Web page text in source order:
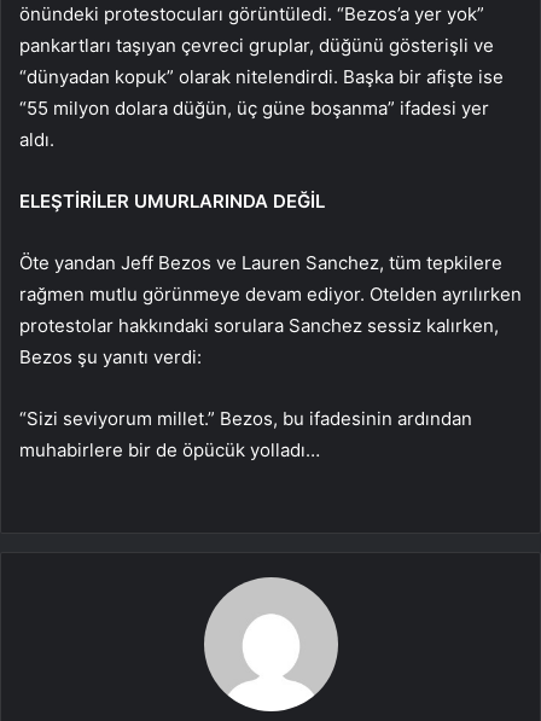
önündeki protestocuları görüntüledi. “Bezos’a yer yok”
pankartları taşıyan çevreci gruplar, düğünü gösterişli ve
“dünyadan kopuk” olarak nitelendirdi. Başka bir afişte ise
“55 milyon dolara düğün, üç güne boşanma” ifadesi yer
aldı.
ELEŞTİRİLER UMURLARINDA DEĞİL
Öte yandan Jeff Bezos ve Lauren Sanchez, tüm tepkilere
rağmen mutlu görünmeye devam ediyor. Otelden ayrılırken
protestolar hakkındaki sorulara Sanchez sessiz kalırken,
Bezos şu yanıtı verdi:
“Sizi seviyorum millet.” Bezos, bu ifadesinin ardından
muhabirlere bir de öpücük yolladı…